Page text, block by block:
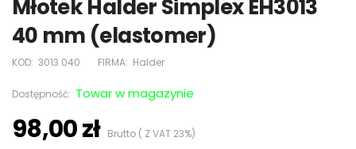
Młotek Halder Simplex EH3013
40 mm (elastomer)
KOD: 3013.040 FIRMA: Halder
Dostępność: Towar w magazynie
98,00 złBrutto ( Z VAT 23%)